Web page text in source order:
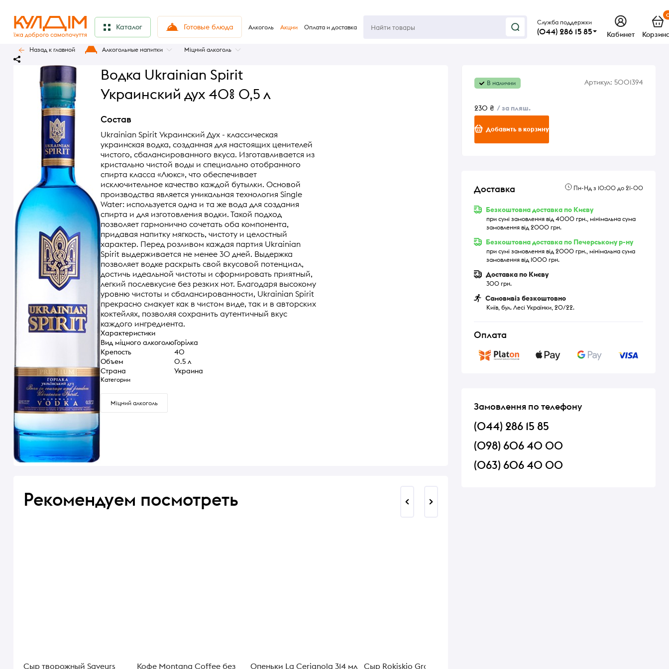
Каталог Готовые блюда Алкоголь Акции Оплата и доставка
Служба поддержки
(044) 286 15 85 Кабинет
Назад к главной Алкогольные напитки Міцний алкоголь
Водка Ukrainian Spirit
Украинский дух 40% 0,5 л
Состав
Ukrainian Spirit Украинский Дух - классическая
украинская водка, созданная для настоящих ценителей
чистого, сбалансированного вкуса. Изготавливается из
кристально чистой воды и специально отобранного
спирта класса «Люкс», что обеспечивает
исключительное качество каждой бутылки. Основой
производства является уникальная технология Single
Water: используется одна и та же вода для создания
спирта и для изготовления водки. Такой подход
позволяет гармонично сочетать оба компонента,
придавая напитку мягкость, чистоту и целостный
характер. Перед розливом каждая партия Ukrainian
Spirit выдерживается не менее 30 дней. Выдержка
позволяет водке раскрыть свой вкусовой потенциал,
достичь идеальной чистоты и сформировать приятный,
легкий послевкусие без резких нот. Благодаря высокому
уровню чистоты и сбалансированности, Ukrainian Spirit
прекрасно смакует как в чистом виде, так и в авторских
коктейлях, позволяя сохранить аутентичный вкус
каждого ингредиента.
Характеристики
Вид міцного алкоголюГорілка
Крепость
40
Объем
0.5 л
Страна
Украина
Категории
Міцний алкоголь
Рекомендуем посмотреть
Сыр творожный Saveurs
Кофе Montana Coffee без
Опеньки La Cerignola 314 мл
Сыр Rokiskio Grand
В наличии Артикул: 5001394
230 ₴ / за пляш.
Добавить в корзину
Доставка Пн-Нд з 10:00 до 21-00
Безкоштовна доставка по Києву
при сумі замовлення від 4000 грн., мінімальна сума
замовлення від 2000 грн.
Безкоштовна доставка по Печерському р-ну
при сумі замовлення від 2000 грн., мінімальна сума
замовлення від 1000 грн.
Доставка по Києву
300 грн.
Самовивіз безкоштовно
Київ, бул. Лесі Українки, 20/22.
Оплата
Замовлення по телефону
(044) 286 15 85
(098) 606 40 00
(063) 606 40 00